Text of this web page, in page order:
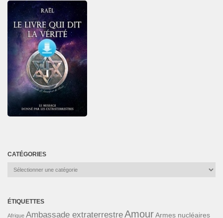
CATÉGORIES
Catégories
ÉTIQUETTES
Afrique Ambassade extraterrestreAmourArmes nucléaires